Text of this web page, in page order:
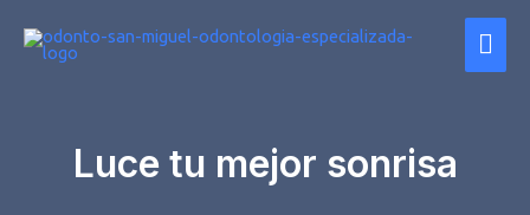
Luce tu mejor sonrisa